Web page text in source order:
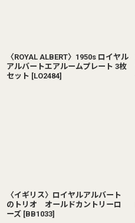
〈ROYAL ALBERT〉1950s ロイヤル
アルバートエアルームプレート 3枚
セット [LO2484]
〈イギリス〉ロイヤルアルバート
のトリオ オールドカントリーロ
ーズ [BB1033]